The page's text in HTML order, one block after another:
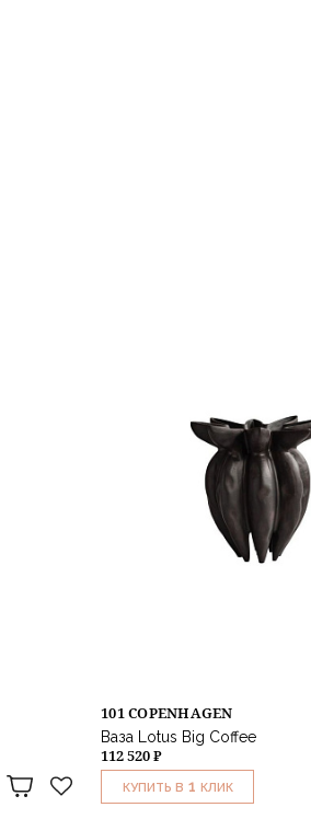
101 COPENHAGEN
Ваза Lotus Big Coffee
112 520 ₽
КУПИТЬ В 1 КЛИК